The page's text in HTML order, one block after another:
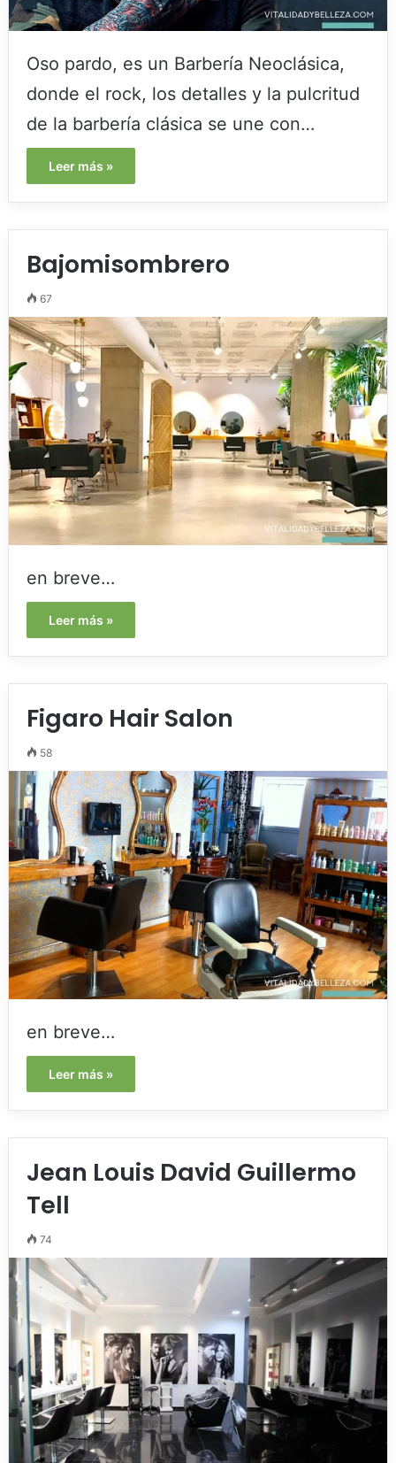
Oso pardo, es un Barbería Neoclásica,
donde el rock, los detalles y la pulcritud
de la barbería clásica se une con…
Leer más »
Bajomisombrero
67
en breve…
Leer más »
Figaro Hair Salon
58
en breve…
Leer más »
Jean Louis David Guillermo
Tell
74